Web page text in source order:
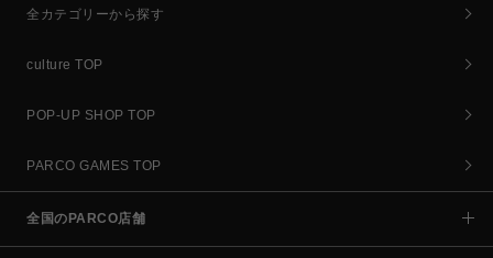
全カテゴリーから探す
culture TOP
POP-UP SHOP TOP
PARCO GAMES TOP
全国のPARCO店舗